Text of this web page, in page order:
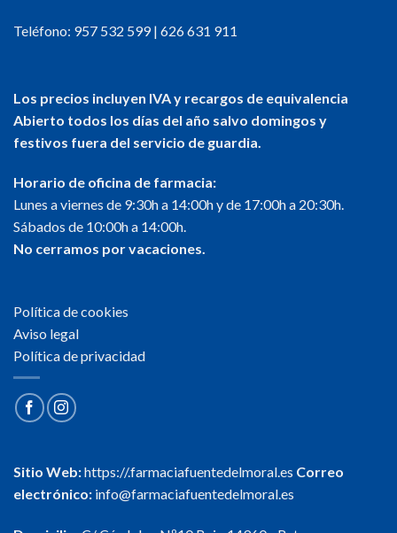
producto
Teléfono: 957 532 599| 626 631 911
Los precios incluyen IVA y recargos de equivalencia
Abierto todos los días del año salvo domingos y
festivos fuera del servicio de guardia.
Horario de oficina de farmacia:
Lunes a viernes de 9:30h a 14:00h y de 17:00h a 20:30h.
Sábados de 10:00h a 14:00h.
No cerramos por vacaciones.
Política de cookies
Aviso legal
Política de privacidad
Sitio Web:https://.farmaciafuentedelmoral.es Correo
electrónico: info@farmaciafuentedelmoral.es